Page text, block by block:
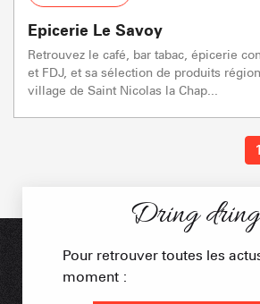
Epicerie Le Savoy
Retrouvez le café, bar tabac, épicerie
et FDJ, et sa sélection de produits
village de Saint Nicolas la Chap...
1
Dring
Pour retrouver toutes les
moment :